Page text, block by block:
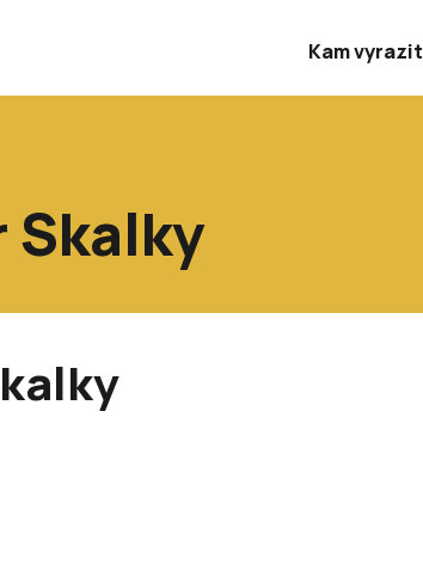
Kam vyrazit